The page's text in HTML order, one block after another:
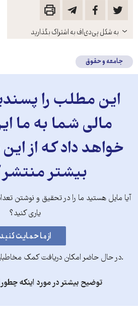
باز
کنید
به شکل پی‌دی‌اف به اشتراک بگذارید
جامعه و حقوق
این مطلب را
مالی شما به ما
خواهد داد که از
بیشتر
آیا مایل هستید ما را در تحقیق و نوشتن
یاری کنید؟
.در حال حاضر امکان دریافت کمک
توضیح بیشتر در مورد اینکه